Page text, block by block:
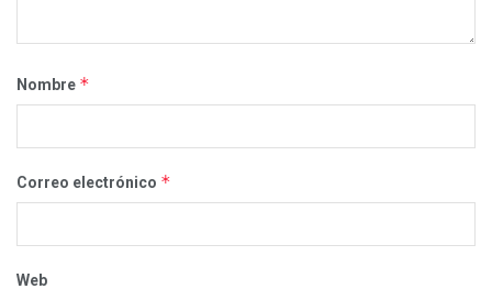
Nombre *
Correo electrónico *
Web